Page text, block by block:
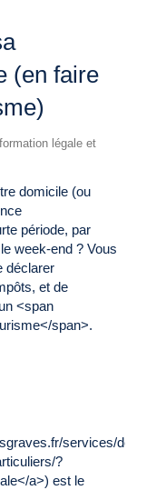
(en faire
légale et
domicile (ou
période, par
week-end ? Vous
déclarer
et de
<span
span>.
services/
?
a>) est le